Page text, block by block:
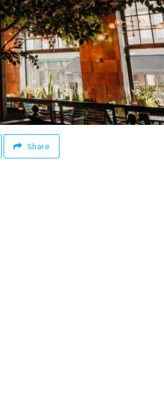
Share